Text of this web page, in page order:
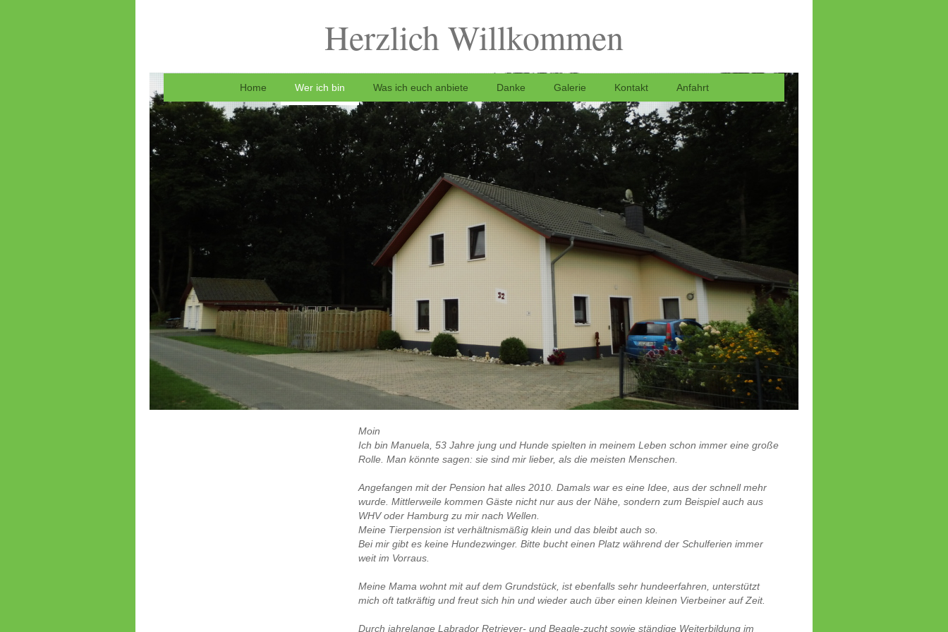
Herzlich Willkommen
Home Wer ich bin Was ich euch anbiete Danke Galerie Kontakt Anfahrt
Moin
Ich bin Manuela, 53 Jahre jung und Hunde spielten in meinem Leben schon immer eine große
Rolle. Man könnte sagen: sie sind mir lieber, als die meisten Menschen.
Angefangen mit der Pension hat alles 2010. Damals war es eine Idee, aus der schnell mehr
wurde. Mittlerweile kommen Gäste nicht nur aus der Nähe, sondern zum Beispiel auch aus
WHV oder Hamburg zu mir nach Wellen.
Meine Tierpension ist verhältnismäßig klein und das bleibt auch so.
Bei mir gibt es keine Hundezwinger. Bitte bucht einen Platz während der Schulferien immer
weit im Vorraus.
Meine Mama wohnt mit auf dem Grundstück, ist ebenfalls sehr hundeerfahren, unterstützt
mich oft tatkräftig und freut sich hin und wieder auch über einen kleinen Vierbeiner auf Zeit.
Durch jahrelange Labrador Retriever- und Beagle-zucht sowie ständige Weiterbildung im